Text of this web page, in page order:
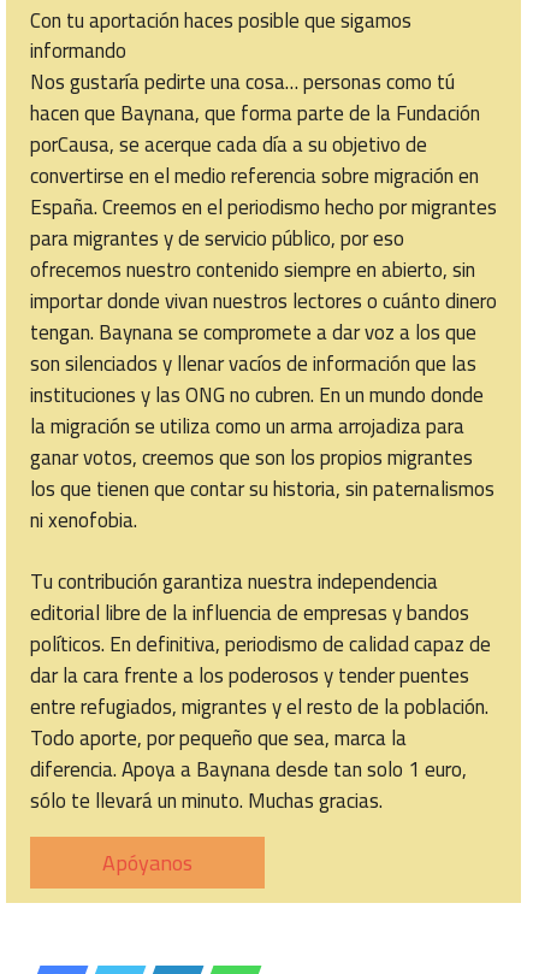
Con tu aportación haces posible que sigamos
informando
Nos gustaría pedirte una cosa… personas como tú
hacen que Baynana, que forma parte de la Fundación
porCausa, se acerque cada día a su objetivo de
convertirse en el medio referencia sobre migración en
España. Creemos en el periodismo hecho por migrantes
para migrantes y de servicio público, por eso
ofrecemos nuestro contenido siempre en abierto, sin
importar donde vivan nuestros lectores o cuánto dinero
tengan. Baynana se compromete a dar voz a los que
son silenciados y llenar vacíos de información que las
instituciones y las ONG no cubren. En un mundo donde
la migración se utiliza como un arma arrojadiza para
ganar votos, creemos que son los propios migrantes
los que tienen que contar su historia, sin paternalismos
ni xenofobia.
Tu contribución garantiza nuestra independencia
editorial libre de la influencia de empresas y bandos
políticos. En definitiva, periodismo de calidad capaz de
dar la cara frente a los poderosos y tender puentes
entre refugiados, migrantes y el resto de la población.
Todo aporte, por pequeño que sea, marca la
diferencia. Apoya a Baynana desde tan solo 1 euro,
sólo te llevará un minuto. Muchas gracias.
Apóyanos